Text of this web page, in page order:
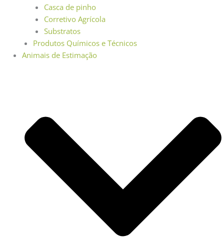
Casca de pinho
Corretivo Agrícola
Substratos
Produtos Químicos e Técnicos
Animais de Estimação